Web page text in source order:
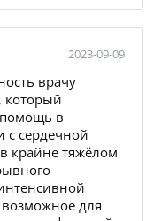
2023-09-09
врачу
который
в
с сердечной
крайне тяжёлом
возможное для